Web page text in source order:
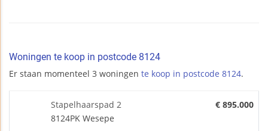
Woningen te koop in postcode 8124
Er staan momenteel 3 woningen te koop in postcode 8124.
Stapelhaarspad 2
8124PK Wesepe
€ 895.000